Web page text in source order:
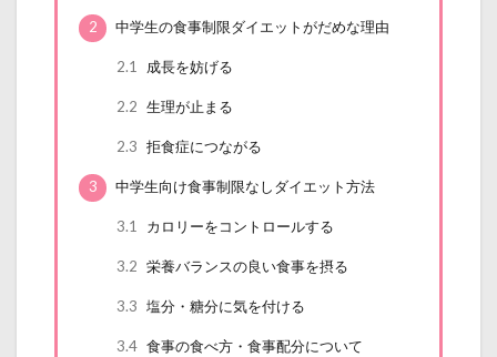
2 中学生の食事制限ダイエットがだめな理由
2.1 成長を妨げる
2.2 生理が止まる
2.3 拒食症につながる
3 中学生向け食事制限なしダイエット方法
3.1 カロリーをコントロールする
3.2 栄養バランスの良い食事を摂る
3.3 塩分・糖分に気を付ける
3.4 食事の食べ方・食事配分について